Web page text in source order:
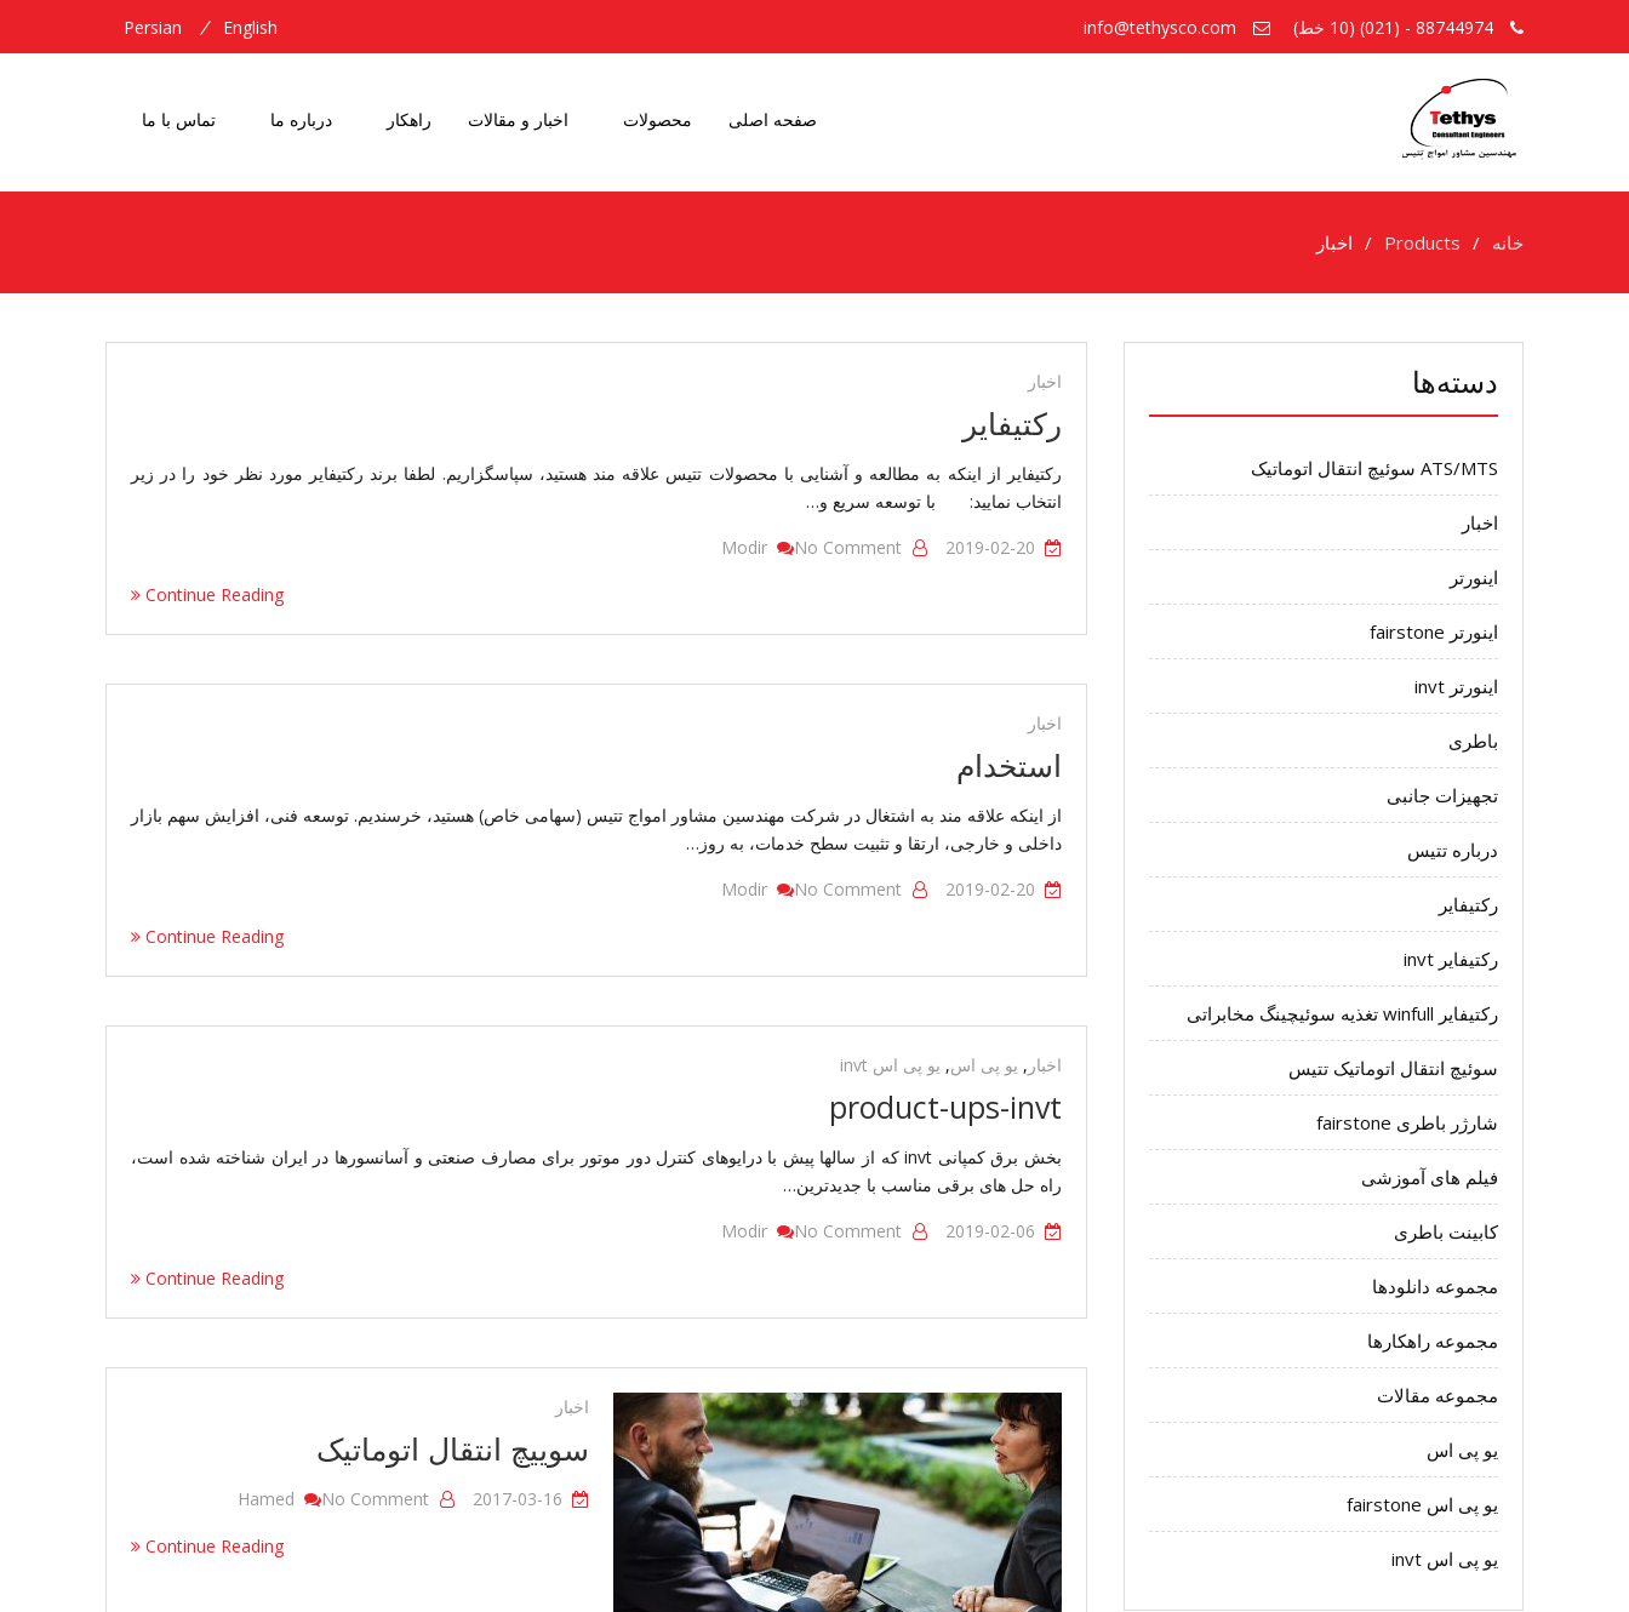
English
Persian
صفحه اصلی محصولات اخبار و مقالات راهکار درباره ما تماس با ما
خانه Products اخبار
اخبار
اخبار
رکتیفایر
رکتیفایر از اینکه به مطالعه و آشنایی با محصولات تتیس علاقه مند هستید، سپاسگزاریم. لطفا برند رکتیفایر مورد نظر خود را در زیر
انتخاب نمایید: با توسعه سریع و…
2019-02-20
Modir No Comment
Continue Reading
اخبار
استخدام
از اینکه علاقه مند به اشتغال در شرکت مهندسین مشاور امواج تتیس (سهامی خاص) هستید، خرسندیم. توسعه فنی، افزایش سهم بازار
داخلی و خارجی، ارتقا و تثبیت سطح خدمات، به روز…
2019-02-20
Modir No Comment
Continue Reading
اخبار , یو پی اس, یو پی اس invt
product-ups-invt
بخش برق کمپانی invt که از سالها پیش با درایوهای کنترل دور موتور برای مصارف صنعتی و آسانسورها در ایران شناخته شده است،
راه حل های برقی مناسب با جدیدترین…
2019-02-06
Modir No Comment
Invt
Continue Reading
اخبار
سوییچ انتقال اتوماتیک
2017-03-16
Hamed No Comment
انتقال
Continue Reading
دسته‌ها
ATS/MTS سوئیچ انتقال اتوماتیک
اخبار
اینورتر
اینورتر fairstone
اینورتر invt
باطری
تجهیزات جانبی
درباره تتیس
رکتیفایر
رکتیفایر invt
رکتیفایر winfull تغذیه سوئیچینگ مخابراتی
سوئیچ انتقال اتوماتیک تتیس
شارژر باطری fairstone
فیلم های آموزشی
کابینت باطری
مجموعه دانلودها
مجموعه راهکارها
مجموعه مقالات
یو پی اس
یو پی اس fairstone
یو پی اس invt